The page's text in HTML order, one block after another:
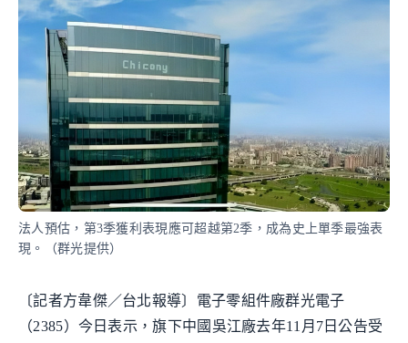
法人預估，第3季獲利表現應可超越第2季，成為史上單季最強表
現。（群光提供）
〔記者方韋傑／台北報導〕電子零組件廠群光電子
（2385）今日表示，旗下中國吳江廠去年11月7日公告受